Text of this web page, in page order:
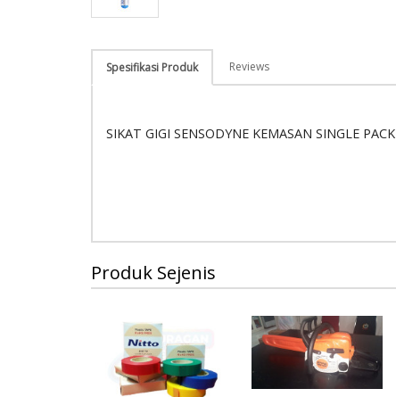
Spesifikasi Produk Reviews
SIKAT GIGI SENSODYNE KEMASAN SINGLE PACK
Produk Sejenis